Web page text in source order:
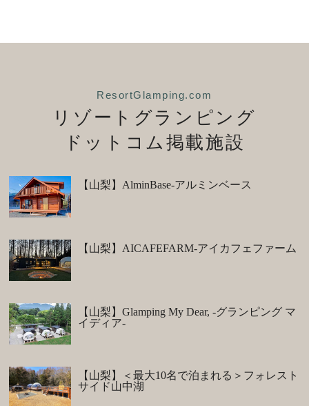
ResortGlamping.com
リゾートグランピング
ドットコム掲載施設
【山梨】AlminBase-アルミンベース
【山梨】AICAFEFARM-アイカフェファーム
【山梨】Glamping My Dear, -グランピング マ
イディア-
【山梨】＜最大10名で泊まれる＞フォレスト
サイド山中湖